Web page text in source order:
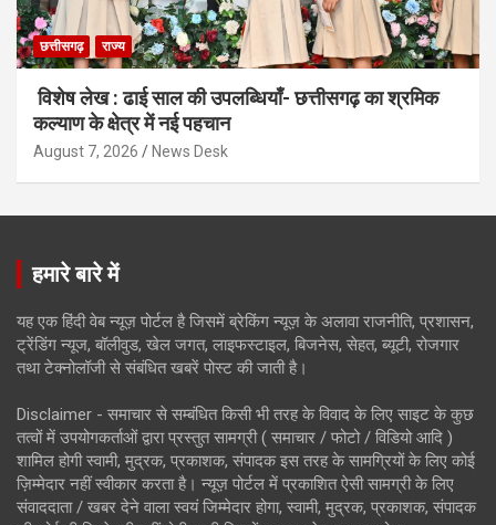
छत्तीसगढ़ राज्य
विशेष लेख : ढाई साल की उपलब्धियाँ- छत्तीसगढ़ का श्रमिक
कल्याण के क्षेत्र में नई पहचान
August 7, 2026 News Desk
हमारे बारे में
यह एक हिंदी वेब न्यूज़ पोर्टल है जिसमें ब्रेकिंग न्यूज़ के अलावा राजनीति, प्रशासन,
ट्रेंडिंग न्यूज, बॉलीवुड, खेल जगत, लाइफस्टाइल, बिजनेस, सेहत, ब्यूटी, रोजगार
तथा टेक्नोलॉजी से संबंधित खबरें पोस्ट की जाती है।
Disclaimer - समाचार से सम्बंधित किसी भी तरह के विवाद के लिए साइट के कुछ
तत्वों में उपयोगकर्ताओं द्वारा प्रस्तुत सामग्री ( समाचार / फोटो / विडियो आदि )
शामिल होगी स्वामी, मुद्रक, प्रकाशक, संपादक इस तरह के सामग्रियों के लिए कोई
ज़िम्मेदार नहीं स्वीकार करता है। न्यूज़ पोर्टल में प्रकाशित ऐसी सामग्री के लिए
संवाददाता / खबर देने वाला स्वयं जिम्मेदार होगा, स्वामी, मुद्रक, प्रकाशक, संपादक